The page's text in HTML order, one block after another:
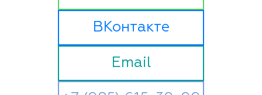
ВКонтакте
Email